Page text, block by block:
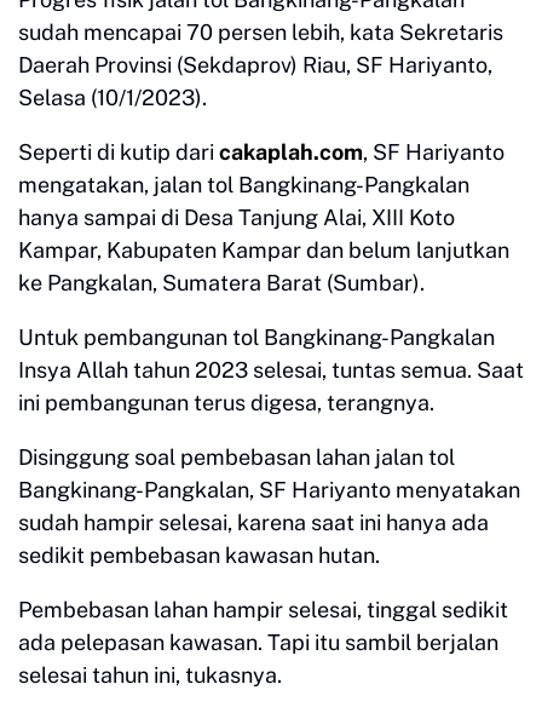
sudah mencapai 70 persen lebih, kata Sekretaris
Daerah Provinsi (Sekdaprov) Riau, SF Hariyanto,
Selasa (10/1/2023).
Seperti di kutip dari cakaplah.com, SF Hariyanto
mengatakan, jalan tol Bangkinang-Pangkalan
hanya sampai di Desa Tanjung Alai, XIII Koto
Kampar, Kabupaten Kampar dan belum lanjutkan
ke Pangkalan, Sumatera Barat (Sumbar).
Untuk pembangunan tol Bangkinang-Pangkalan
Insya Allah tahun 2023 selesai, tuntas semua. Saat
ini pembangunan terus digesa, terangnya.
Disinggung soal pembebasan lahan jalan tol
Bangkinang-Pangkalan, SF Hariyanto menyatakan
sudah hampir selesai, karena saat ini hanya ada
sedikit pembebasan kawasan hutan.
Pembebasan lahan hampir selesai, tinggal sedikit
ada pelepasan kawasan. Tapi itu sambil berjalan
selesai tahun ini, tukasnya.